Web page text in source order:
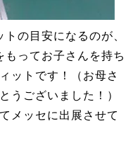
の目安になるのが、
ってお子さんを持ち
ットです！（お母さ
うございました！）
メッセに出展させて